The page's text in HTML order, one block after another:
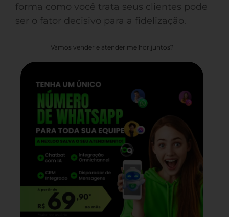
forma como você trata seus clientes pode
ser o fator decisivo para a fidelização.
Vamos vender e atender melhor juntos?